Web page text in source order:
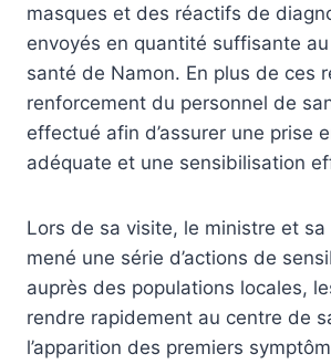
masques et des réactifs de
envoyés en quantité suffisante
santé de Namon. En plus de ces
renforcement du personnel de
effectué afin d’assurer une prise
adéquate et une sensibilisation
Lors de sa visite, le ministre et
mené une série d’actions de
auprès des populations locales,
rendre rapidement au centre de
l’apparition des premiers